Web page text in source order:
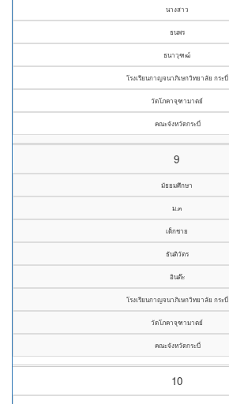
นางสาว
ธนพร
ธนาวุฑฒ์
โรงเรียนกาญจนาภิเษกวิทยาลัย กระบี่
วัดโภคาจุฑามาตย์
คณะจังหวัดกระบี่
9
มัธยมศึกษา
ม.๓
เด็กชาย
ธันติวัตร
อินต๊ะ
โรงเรียนกาญจนาภิเษกวิทยาลัย กระบี่
วัดโภคาจุฑามาตย์
คณะจังหวัดกระบี่
10